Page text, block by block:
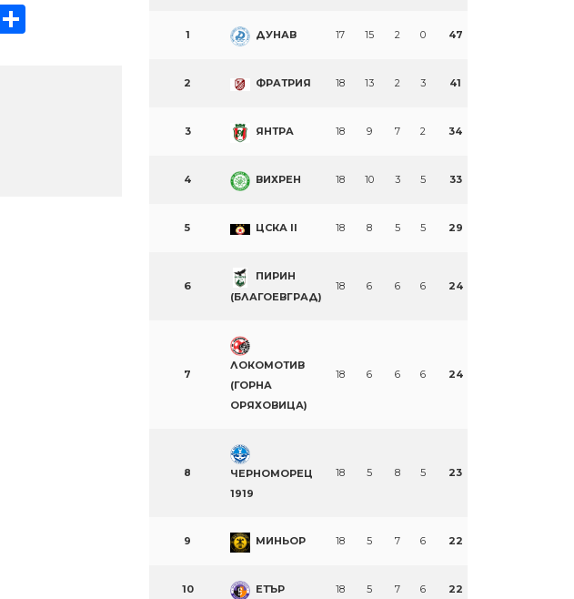
Share 1 ДУНАВ 17 15 2 0 47
2 ФРАТРИЯ 18 13 2 3 41
3 ЯНТРА 18 9 7 2 34
4 ВИХРЕН 18 10 3 5 33
5 ЦСКА II 18 8 5 5 29
6
ПИРИН
(БЛАГОЕВГРАД)
18 6 6 6 24
7
ЛОКОМОТИВ
(ГОРНА
ОРЯХОВИЦА)
18 6 6 6 24
8
ЧЕРНОМОРЕЦ
1919
18 5 8 5 23
9 МИНЬОР 18 5 7 6 22
10 ЕТЪР 18 5 7 6 22